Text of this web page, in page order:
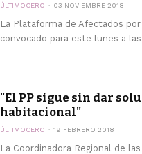
ÚLTIMOCERO 03 NOVIEMBRE 2018
La Plataforma de Afectados
convocado para este lunes a
"El PP sigue sin dar
habitacional"
ÚLTIMOCERO 19 FEBRERO 2018
La Coordinadora Regional de